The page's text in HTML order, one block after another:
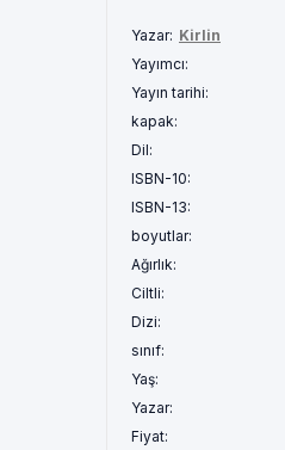
Yazar: Kirlin
Yayımcı:
Yayın tarihi:
kapak:
Dil:
ISBN-10:
ISBN-13:
boyutlar:
Ağırlık:
Ciltli:
Dizi:
sınıf:
Yaş:
Yazar:
Fiyat: